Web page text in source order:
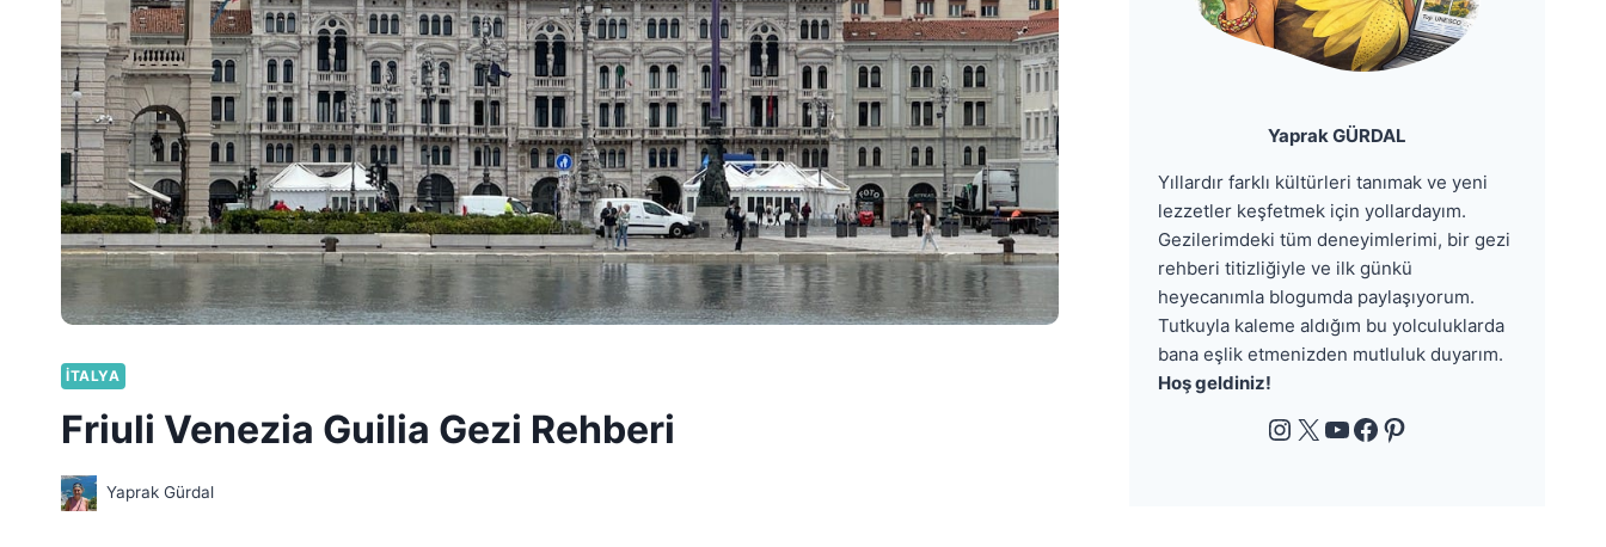
İTALYA
Friuli Venezia Guilia Gezi Rehberi
Yaprak Gürdal
Yaprak GÜRDAL
Yıllardır farklı kültürleri tanımak ve yeni
lezzetler keşfetmek için yollardayım.
Gezilerimdeki tüm deneyimlerimi, bir gezi
rehberi titizliğiyle ve ilk günkü
heyecanımla blogumda paylaşıyorum.
Tutkuyla kaleme aldığım bu yolculuklarda
bana eşlik etmenizden mutluluk duyarım.
Hoş geldiniz!
Instagram
X YouTube
Facebook
Pinterest